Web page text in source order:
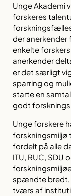
Unge Akademi
forskeres
der
enkelte
anerkender
er det særligt
sparring og
starte en
godt
Unge forskere
forskningsmiljø
fordelt på alle
ITU, RUC, SDU
spændte bredt,
tværs af